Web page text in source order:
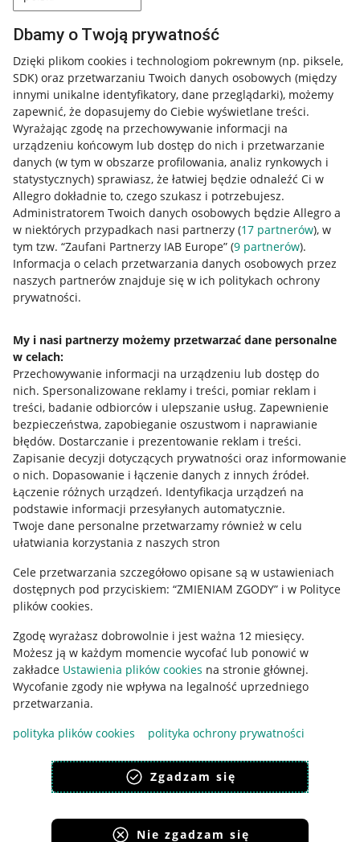
Dbamy o Twoją prywatność
Dzięki plikom cookies i technologiom pokrewnym (np. piksele,
SDK) oraz przetwarzaniu Twoich danych osobowych (między
innymi unikalne identyfikatory, dane przeglądarki), możemy
zapewnić, że dopasujemy do Ciebie wyświetlane treści.
Wyrażając zgodę na przechowywanie informacji na
urządzeniu końcowym lub dostęp do nich i przetwarzanie
danych (w tym w obszarze profilowania, analiz rynkowych i
statystycznych) sprawiasz, że łatwiej będzie odnaleźć Ci w
Allegro dokładnie to, czego szukasz i potrzebujesz.
Administratorem Twoich danych osobowych będzie Allegro a
w niektórych przypadkach nasi partnerzy (17 partnerów), w
tym tzw. “Zaufani Partnerzy IAB Europe” (9 partnerów).
Informacja o celach przetwarzania danych osobowych przez
naszych partnerów znajduje się w ich politykach ochrony
prywatności.
My i nasi partnerzy możemy przetwarzać dane personalne
w celach:
Przechowywanie informacji na urządzeniu lub dostęp do
nich. Spersonalizowane reklamy i treści, pomiar reklam i
treści, badanie odbiorców i ulepszanie usług. Zapewnienie
bezpieczeństwa, zapobieganie oszustwom i naprawianie
błędów. Dostarczanie i prezentowanie reklam i treści.
Zapisanie decyzji dotyczących prywatności oraz informowanie
o nich. Dopasowanie i łączenie danych z innych źródeł.
Łączenie różnych urządzeń. Identyfikacja urządzeń na
podstawie informacji przesyłanych automatycznie.
Twoje dane personalne przetwarzamy również w celu
ułatwiania korzystania z naszych stron
Cele przetwarzania szczegółowo opisane są w ustawieniach
dostępnych pod przyciskiem: “ZMIENIAM ZGODY” i w Polityce
plików cookies.
Zgodę wyrażasz dobrowolnie i jest ważna 12 miesięcy.
Możesz ją w każdym momencie wycofać lub ponowić w
zakładce Ustawienia plików cookies na stronie głównej.
Wycofanie zgody nie wpływa na legalność uprzedniego
przetwarzania.
polityka plików cookies
polityka ochrony prywatności
Zgadzam się
Nie zgadzam się
Przydatne informacje
Jak to działa
Allegro Gadane dla sprzedających
Allegro Gadane dla kupujących
Mapa miejscowości
Informacje prawne
Regulamin
Polityka plików "cookies"
Ustawienia plików "cookies"
Udostępnianie lokalizacji
Informacje dla Aktu o Usługach Cyfrowych
Pobierz aplikację